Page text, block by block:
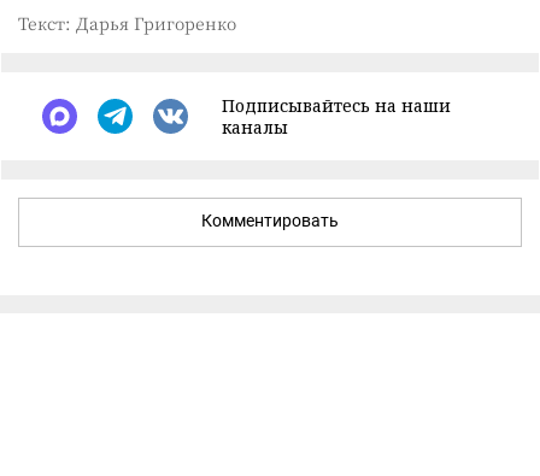
Текст: Дарья Григоренко
Подписывайтесь на наши
каналы
Комментировать